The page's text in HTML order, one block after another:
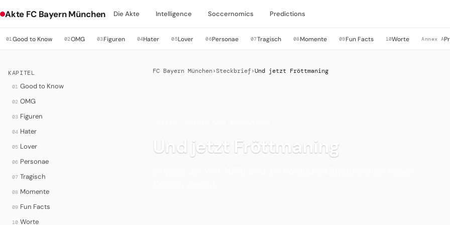
Akte FC Bayern München Die Akte Intelligence Soccernomics Predictions
01Good to Know 02OMG 03Figuren 04Hater 05Lover 06Personae 07Tragisch 08Momente 09Fun Facts 10Worte Annex A
KAPITEL
01 Good to Know
02 OMG
03 Figuren
04 Hater
05 Lover
06 Personae
07 Tragisch
08 Momente
09 Fun Facts
10 Worte
FC Bayern München› Steckbrief ›Und jetzt Fröttmaning
Und jetzt Fröttmaning